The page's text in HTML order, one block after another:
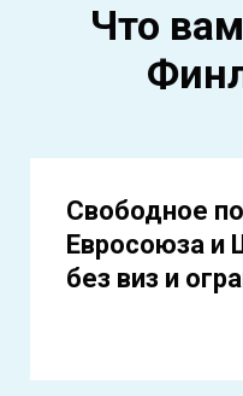
Что
Свободное
Евросоюза и
без виз и